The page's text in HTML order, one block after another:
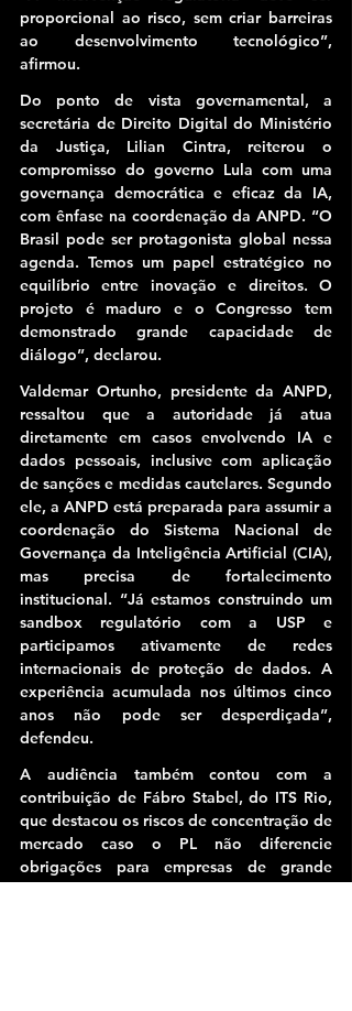
proporcional ao risco, sem criar barreiras
ao desenvolvimento tecnológico”,
afirmou.
Do ponto de vista governamental, a
secretária de Direito Digital do Ministério
da Justiça, Lilian Cintra, reiterou o
compromisso do governo Lula com uma
governança democrática e eficaz da IA,
com ênfase na coordenação da ANPD. “O
Brasil pode ser protagonista global nessa
agenda. Temos um papel estratégico no
equilíbrio entre inovação e direitos. O
projeto é maduro e o Congresso tem
demonstrado grande capacidade de
diálogo”, declarou.
Valdemar Ortunho, presidente da ANPD,
ressaltou que a autoridade já atua
diretamente em casos envolvendo IA e
dados pessoais, inclusive com aplicação
de sanções e medidas cautelares. Segundo
ele, a ANPD está preparada para assumir a
coordenação do Sistema Nacional de
Governança da Inteligência Artificial (CIA),
mas precisa de fortalecimento
institucional. “Já estamos construindo um
sandbox regulatório com a USP e
participamos ativamente de redes
internacionais de proteção de dados. A
experiência acumulada nos últimos cinco
anos não pode ser desperdiçada”,
defendeu.
A audiência também contou com a
contribuição de Fábro Stabel, do ITS Rio,
que destacou os riscos de concentração de
mercado caso o PL não diferencie
obrigações para empresas de grande